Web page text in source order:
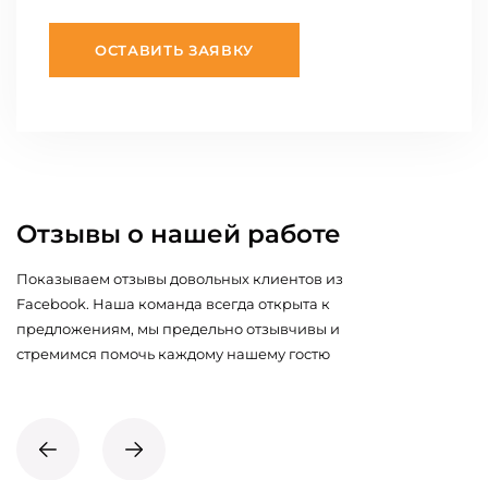
ОСТАВИТЬ ЗАЯВКУ
Отзывы о нашей работе
Показываем отзывы довольных клиентов из
Facebook. Наша команда всегда открыта к
предложениям, мы предельно отзывчивы и
стремимся помочь каждому нашему гостю